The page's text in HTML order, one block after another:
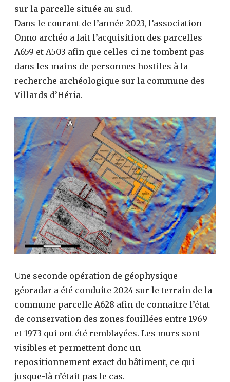
sur la parcelle située au sud.
Dans le courant de l’année 2023, l’association
Onno archéo a fait l’acquisition des parcelles
A659 et A503 afin que celles-ci ne tombent pas
dans les mains de personnes hostiles à la
recherche archéologique sur la commune des
Villards d’Héria.
Une seconde opération de géophysique
géoradar a été conduite 2024 sur le terrain de la
commune parcelle A628 afin de connaitre l’état
de conservation des zones fouillées entre 1969
et 1973 qui ont été remblayées. Les murs sont
visibles et permettent donc un
repositionnement exact du bâtiment, ce qui
jusque-là n’était pas le cas.